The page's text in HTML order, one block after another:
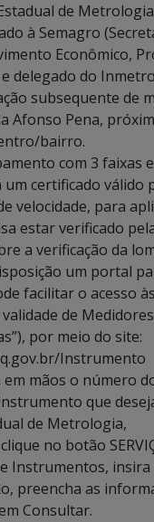
de
à Semagro
Econômico,
delegado do
subsequente de
Afonso Pena,
bairro.
com 3 faixas
certificado válido
velocidade, para
estar verificado
a verificação da
um portal
facilitar o acesso
de
por meio do site:
Instrumento
mãos o número
que
de Metrologia,
no botão
Instrumentos,
preencha as
Consultar.